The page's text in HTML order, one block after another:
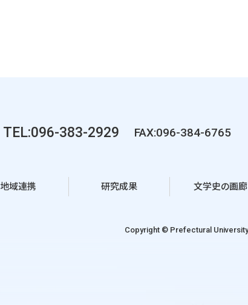
TEL:096-383-2929 FAX:096-384-6765
地域連携 研究成果 文学史の画廊
Copyright © Prefectural